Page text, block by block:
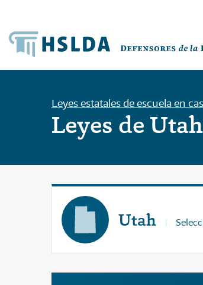
Leyes estatales de escuela en
Leyes de Utah
Utah